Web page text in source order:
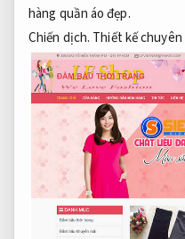
hàng quần áo đẹp.
Chiến dịch. Thiết kế chuyên